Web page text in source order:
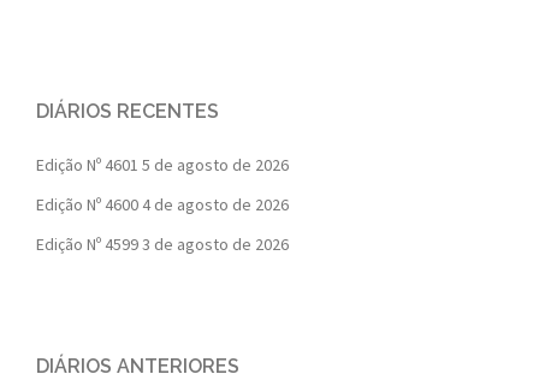
DIÁRIOS RECENTES
Edição Nº 4601 5 de agosto de 2026
Edição Nº 4600 4 de agosto de 2026
Edição Nº 45993 de agosto de 2026
DIÁRIOS ANTERIORES